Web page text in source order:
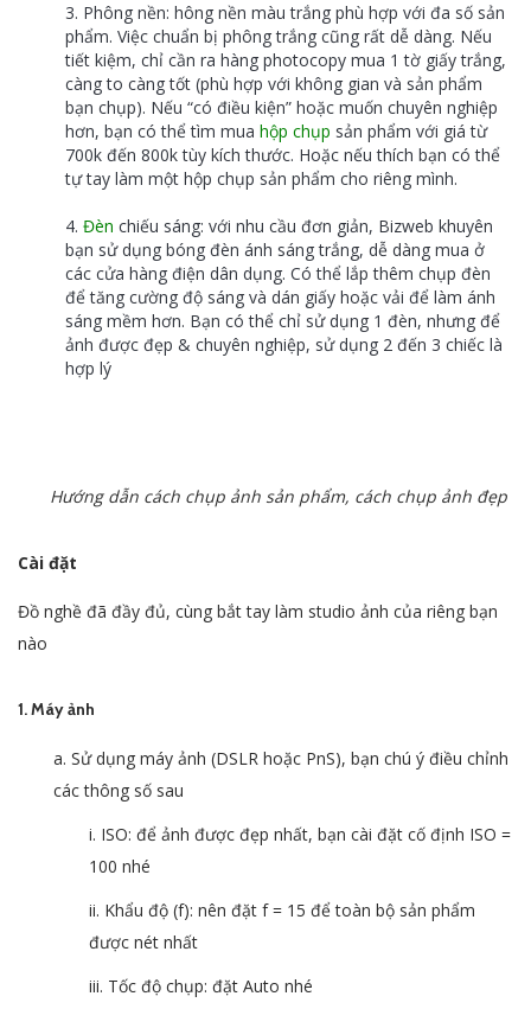
Phông nền: hông nền màu trắng phù hợp với đa số sản
phẩm. Việc chuẩn bị phông trắng cũng rất dễ dàng. Nếu
tiết kiệm, chỉ cần ra hàng photocopy mua 1 tờ giấy trắng,
càng to càng tốt (phù hợp với không gian và sản phẩm
bạn chụp). Nếu “có điều kiện” hoặc muốn chuyên nghiệp
hơn, bạn có thể tìm mua hộp chụp sản phẩm với giá từ
700k đến 800k tùy kích thước. Hoặc nếu thích bạn có thể
tự tay làm một hộp chụp sản phẩm cho riêng mình.
Đèn chiếu sáng: với nhu cầu đơn giản, Bizweb khuyên
bạn sử dụng bóng đèn ánh sáng trắng, dễ dàng mua ở
các cửa hàng điện dân dụng. Có thể lắp thêm chụp đèn
để tăng cường độ sáng và dán giấy hoặc vải để làm ánh
sáng mềm hơn. Bạn có thể chỉ sử dụng 1 đèn, nhưng để
ảnh được đẹp & chuyên nghiệp, sử dụng 2 đến 3 chiếc là
hợp lý
Hướng dẫn cách chụp ảnh sản phẩm, cách chụp ảnh đẹp
Cài đặt
Đồ nghề đã đầy đủ, cùng bắt tay làm studio ảnh của riêng bạn
nào
1. Máy ảnh
a. Sử dụng máy ảnh (DSLR hoặc PnS), bạn chú ý điều chỉnh
các thông số sau
i. ISO: để ảnh được đẹp nhất, bạn cài đặt cố định ISO =
100 nhé
ii. Khẩu độ (f): nên đặt f = 15 để toàn bộ sản phẩm
được nét nhất
iii. Tốc độ chụp: đặt Auto nhé